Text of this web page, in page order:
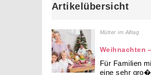
Artikelübersicht
Mütter im Alltag
Weihnachten
Für Familien
eine sehr